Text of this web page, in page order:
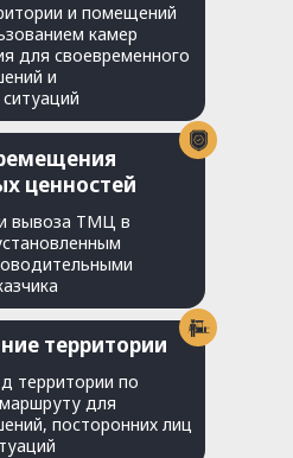
территории
территории по
для
посторонних лиц
и помещений
камер
для своевременного
и
ценностей
вывоза ТМЦ в